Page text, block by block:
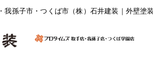
我孫⼦市・つくば市（株）⽯井建装｜外壁塗